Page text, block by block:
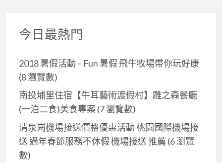
今日最熱門
2018 暑假活動 – Fun 暑假 飛牛牧場帶你玩好康
(8 瀏覽數)
南投埔里住宿【牛耳藝術渡假村】雕之森餐廳
(一泊二食)美食專案 (7 瀏覽數)
清泉崗機場接送價格優惠活動 桃園國際機場接
送 過年春節服務不休假 機場接送 推薦 (6 瀏覽
數)